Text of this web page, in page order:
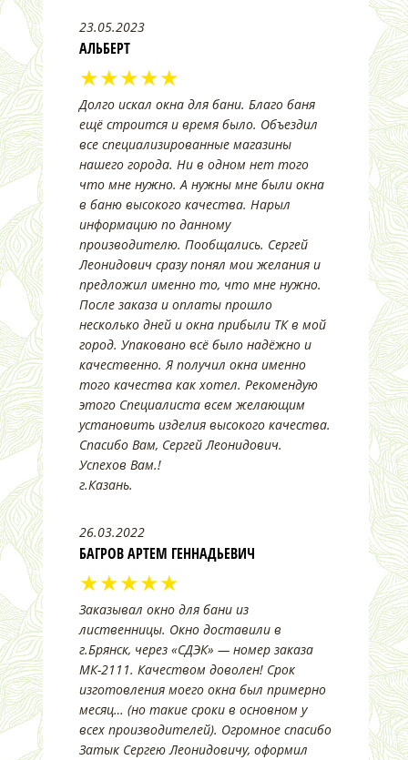
23.05.2023
АЛЬБЕРТ
★★★★★
Долго искал окна для бани. Благо баня
ещё строится и время было. Объездил
все специализированные магазины
нашего города. Ни в одном нет того
что мне нужно. А нужны мне были окна
в баню высокого качества. Нарыл
информацию по данному
производителю. Пообщались. Сергей
Леонидович сразу понял мои желания и
предложил именно то, что мне нужно.
После заказа и оплаты прошло
несколько дней и окна прибыли ТК в мой
город. Упаковано всё было надёжно и
качественно. Я получил окна именно
того качества как хотел. Рекомендую
этого Специалиста всем желающим
установить изделия высокого качества.
Спасибо Вам, Сергей Леонидович.
Успехов Вам.!
г.Казань.
26.03.2022
БАГРОВ АРТЕМ ГЕННАДЬЕВИЧ
★★★★★
Заказывал окно для бани из
лиственницы. Окно доставили в
г.Брянск, через «СДЭК» — номер заказа
МК-2111. Качеством доволен! Срок
изготовления моего окна был примерно
месяц… (но такие сроки в основном у
всех производителей). Огромное спасибо
Затык Сергею Леонидовичу, оформил